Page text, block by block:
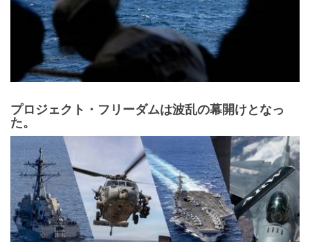
プロジェクト・フリーダムは波乱の幕開けとなっ
た。